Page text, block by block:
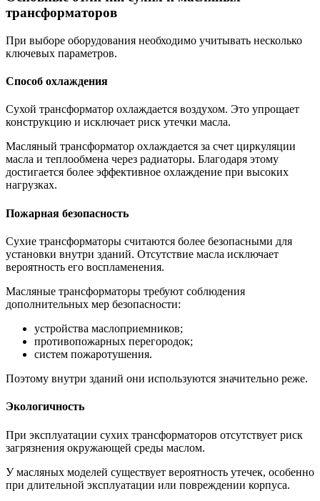
трансформаторов
При выборе оборудования необходимо учитывать несколько
ключевых параметров.
Способ охлаждения
Сухой трансформатор охлаждается воздухом. Это упрощает
конструкцию и исключает риск утечки масла.
Масляный трансформатор охлаждается за счет циркуляции
масла и теплообмена через радиаторы. Благодаря этому
достигается более эффективное охлаждение при высоких
нагрузках.
Пожарная безопасность
Сухие трансформаторы считаются более безопасными для
установки внутри зданий. Отсутствие масла исключает
вероятность его воспламенения.
Масляные трансформаторы требуют соблюдения
дополнительных мер безопасности:
устройства маслоприемников;
противопожарных перегородок;
систем пожаротушения.
Поэтому внутри зданий они используются значительно реже.
Экологичность
При эксплуатации сухих трансформаторов отсутствует риск
загрязнения окружающей среды маслом.
У масляных моделей существует вероятность утечек, особенно
при длительной эксплуатации или повреждении корпуса.